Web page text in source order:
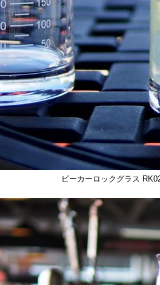
ビーカーロックグラス